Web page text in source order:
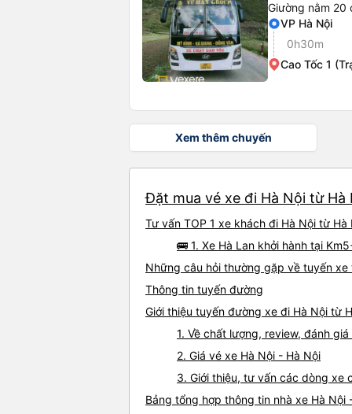
Giường nằm 20
VP Hà Nội
0h30m
Cao Tốc 1
Xem thêm chuyến
Đặt mua vé xe đi Hà Nội từ
Tư vấn TOP 1 xe khách đi Hà Nội từ
🚌 1. Xe Hà Lan khởi hành tại
Những câu hỏi thường gặp về tuyến xe
Thông tin tuyến đường
Giới thiệu tuyến đường xe đi Hà Nội từ
1. Về chất lượng, review, đánh
2. Giá vé xe Hà Nội - Hà Nội
3. Giới thiệu, tư vấn các dòng xe
Bảng tổng hợp thông tin nhà xe Hà Nội